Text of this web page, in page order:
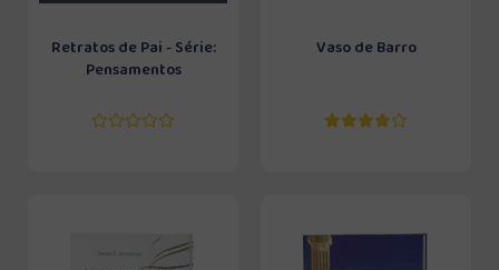
Retratos de Pai - Série:
Pensamentos
Vaso de Barro